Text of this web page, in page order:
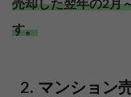
売却した翌年の2月
す。
マンション